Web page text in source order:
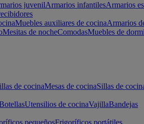
juvenilArmarios infantilesArmarios
Muebles auxiliares de cocinaArmarios
Mesitas de nocheComodasMuebles de
de cocinaMesas de cocinaSillas de
Utensilios de cocinaVajillaBandejas
pequeñosFrigoríficos portátiles